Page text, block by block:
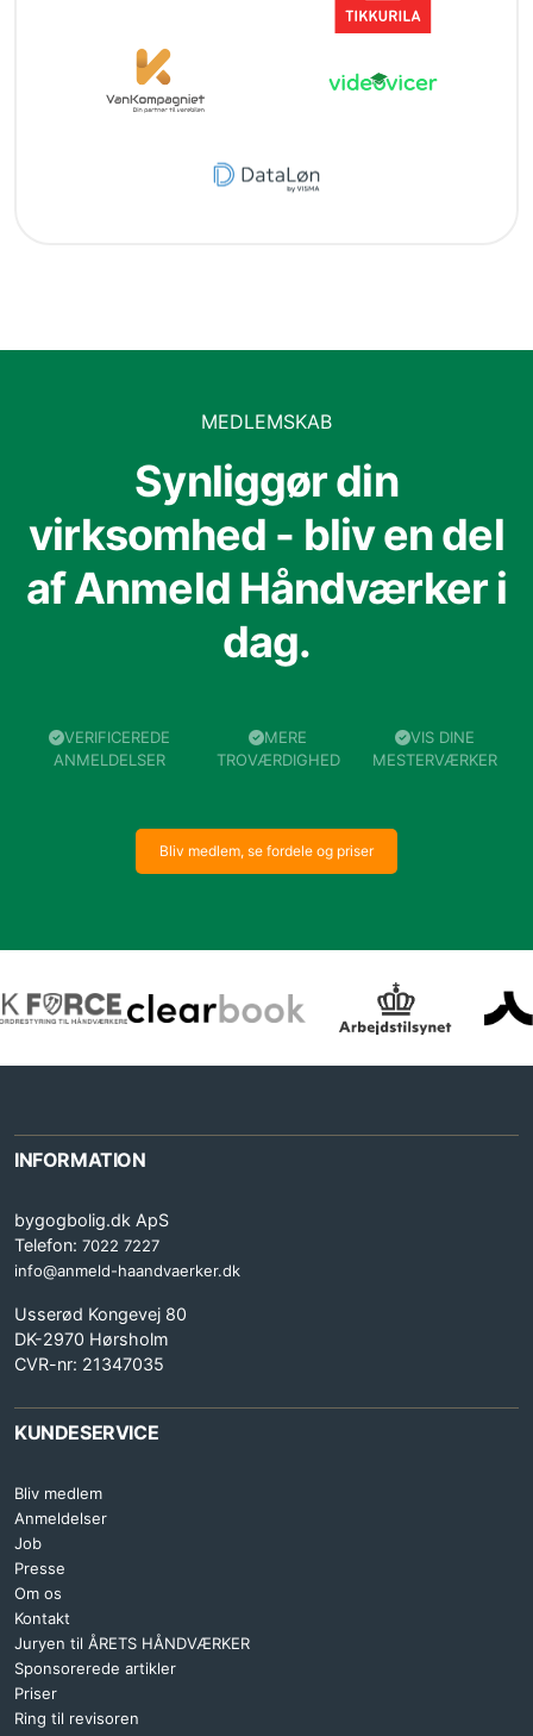
MEDLEMSKAB
Synliggør din
virksomhed - bliv en del
af Anmeld Håndværker i
dag.
VERIFICEREDE
ANMELDELSER
MERE
TROVÆRDIGHED
VIS DINE
MESTERVÆRKER
Bliv medlem, se fordele og priser
INFORMATION
bygogbolig.dk ApS
Telefon: 7022 7227
info@anmeld-haandvaerker.dk
Usserød Kongevej 80
DK-2970 Hørsholm
CVR-nr: 21347035
KUNDESERVICE
Bliv medlem
Anmeldelser
Job
Presse
Om os
Kontakt
Juryen til ÅRETS HÅNDVÆRKER
Sponsorerede artikler
Priser
Ring til revisoren